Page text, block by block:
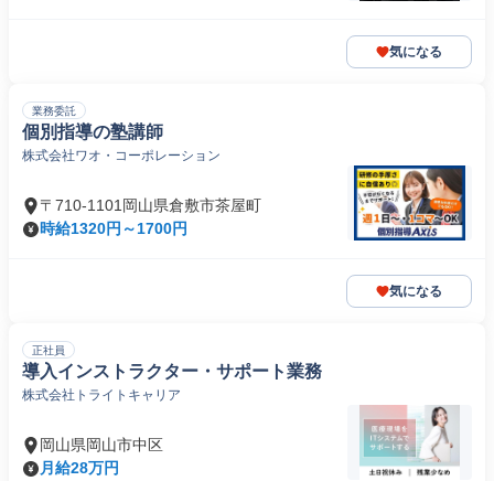
気になる
業務委託
個別指導の塾講師
株式会社ワオ・コーポレーション
〒710-1101岡山県倉敷市茶屋町
時給1320円～1700円
気になる
正社員
導入インストラクター・サポート業務
株式会社トライトキャリア
岡山県岡山市中区
月給28万円